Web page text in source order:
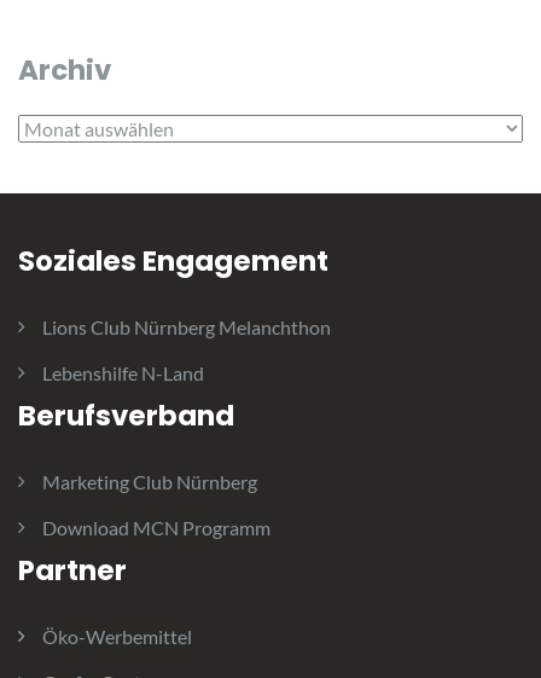
Archiv
Archiv
Soziales Engagement
Lions Club Nürnberg Melanchthon
Lebenshilfe N-Land
Berufsverband
Marketing Club Nürnberg
Download MCN Programm
Partner
Öko-Werbemittel